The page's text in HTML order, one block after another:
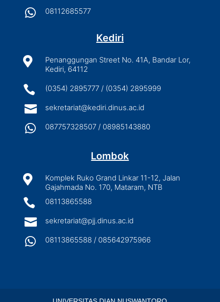
 08112685577
Kediri

Penanggungan Street No. 41A, Bandar Lor,
Kediri, 64112
 (0354) 2895777 / (0354) 2895999
 sekretariat@kediri.dinus.ac.id
 087757328507 / 08985143880
Lombok

Komplek Ruko Grand Linkar 11-12, Jalan
Gajahmada No. 170, Mataram, NTB
 08113865588
 sekretariat@pjj.dinus.ac.id
 08113865588 / 085642975966